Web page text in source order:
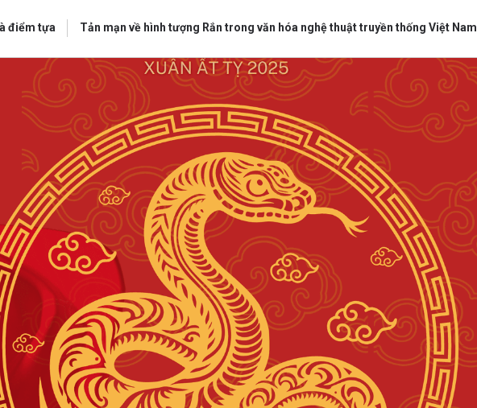
điểm tựa Tản mạn về hình tượng Rắn trong văn hóa nghệ thuật truyền thống Việt Nam
Gửi bình luận
Hủy Gửi